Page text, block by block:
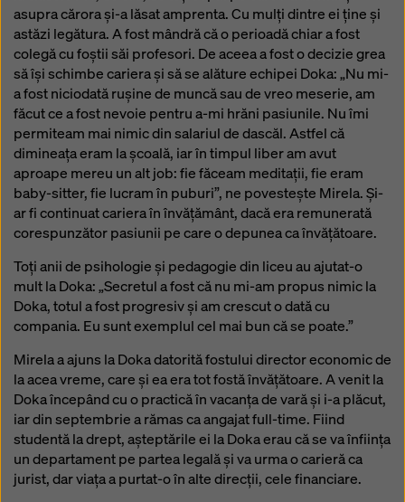
asupra cărora și-a lăsat amprenta. Cu mulți dintre ei ține și
astăzi legătura. A fost mândră că o perioadă chiar a fost
colegă cu foștii săi profesori. De aceea a fost o decizie grea
să își schimbe cariera și să se alăture echipei Doka: „Nu mi-
a fost niciodată rușine de muncă sau de vreo meserie, am
făcut ce a fost nevoie pentru a-mi hrăni pasiunile. Nu îmi
permiteam mai nimic din salariul de dascăl. Astfel că
dimineața eram la școală, iar în timpul liber am avut
aproape mereu un alt job: fie făceam meditații, fie eram
baby-sitter, fie lucram în puburi”, ne povestește Mirela. Și-
ar fi continuat cariera în învățământ, dacă era remunerată
corespunzător pasiunii pe care o depunea ca învățătoare.
Toți anii de psihologie și pedagogie din liceu au ajutat-o
mult la Doka: „Secretul a fost că nu mi-am propus nimic la
Doka, totul a fost progresiv și am crescut o dată cu
compania. Eu sunt exemplul cel mai bun că se poate.”
Mirela a ajuns la Doka datorită fostului director economic de
la acea vreme, care și ea era tot fostă învățătoare. A venit la
Doka începând cu o practică în vacanța de vară și i-a plăcut,
iar din septembrie a rămas ca angajat full-time. Fiind
studentă la drept, așteptările ei la Doka erau că se va înființa
un departament pe partea legală și va urma o carieră ca
jurist, dar viața a purtat-o în alte direcții, cele financiare.
Puteți refuza toate cookie-urile care necesită
consimțământ făcând clic pe ‘Refuză’ sau puteți ajusta
setările cookie-urilor făcând clic pe
Setări cookie la
sfârșitul acestui site web și utilizând casetele de
selectare corespunzătoare. Vă puteți retrage
consimțământul în orice moment, fără motiv, cu efect
pentru viitor, făcând clic, de exemplu, pe Setările
cookie
la sfârșitul acestui site web.
Pentru mai multe informații despre cookie-urile
noastre, consultațipolitica noastră de confidențialitate.
Vă oferim, de asemenea, posibilitatea de a selecta
cookie-urile (Setări avansate pentru cookie-uri).